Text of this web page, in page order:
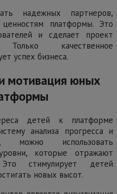
надежных партнеров,
платформы. Это
и сделает проект
качественное
успех бизнеса.
мотивация юных
детей к платформе
анализа прогресса и
можно использовать
которые отражают
Это стимулирует детей
новых высот.